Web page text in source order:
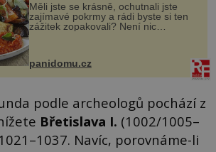
Měli jste se krásně, ochutnali jste
zajímavé pokrmy a rádi byste si ten
zážitek zopakovali? Není nic
snazšího. Pljeskavica (10 porcí)
Možná jste ji ochutnali na dovolené v
panidomu.cz
podle archeologů pochází z
Břetislava I. (1002/1005–
Navíc, porovnáme-li